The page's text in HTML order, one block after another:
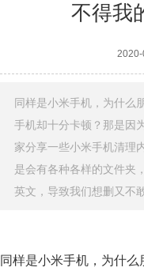
不得我
同样是小米手机，为什么
手机却十分卡顿？那是因
家分享一些小米手机清理
是会有各种各样的文件夹
英文，导致我们想删又不
同样是小米手机，为什